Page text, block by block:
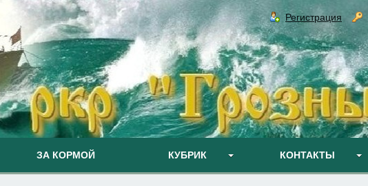
Регистрация
ЗА КОРМОЙ КУБРИК КОНТАКТЫ